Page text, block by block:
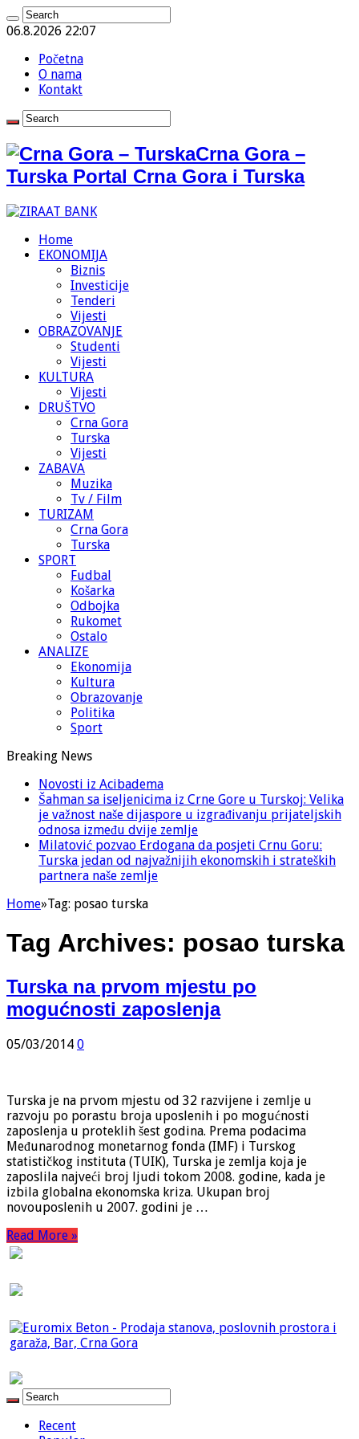
06.8.2026 22:07
Početna
O nama
Kontakt
Crna Gora –
Turska Portal Crna Gora i Turska
Home
EKONOMIJA
Biznis
Investicije
Tenderi
Vijesti
OBRAZOVANJE
Studenti
Vijesti
KULTURA
Vijesti
DRUŠTVO
Crna Gora
Turska
Vijesti
ZABAVA
Muzika
Tv / Film
TURIZAM
Crna Gora
Turska
SPORT
Fudbal
Košarka
Odbojka
Rukomet
Ostalo
ANALIZE
Ekonomija
Kultura
Obrazovanje
Politika
Sport
Breaking News
Novosti iz Acibadema
Šahman sa iseljenicima iz Crne Gore u Turskoj: Velika
je važnost naše dijaspore u izgrađivanju prijateljskih
odnosa između dvije zemlje
Milatović pozvao Erdogana da posjeti Crnu Goru:
Turska jedan od najvažnijih ekonomskih i strateških
partnera naše zemlje
Home»Tag: posao turska
Tag Archives: posao turska
Turska na prvom mjestu po
mogućnosti zaposlenja
05/03/2014 0
Turska je na prvom mjestu od 32 razvijene i zemlje u
razvoju po porastu broja uposlenih i po mogućnosti
zaposlenja u proteklih šest godina. Prema podacima
Međunarodnog monetarnog fonda (IMF) i Turskog
statističkog instituta (TUIK), Turska je zemlja koja je
zaposlila najveći broj ljudi tokom 2008. godine, kada je
izbila globalna ekonomska kriza. Ukupan broj
novouposlenih u 2007. godini je …
Read More »
Recent